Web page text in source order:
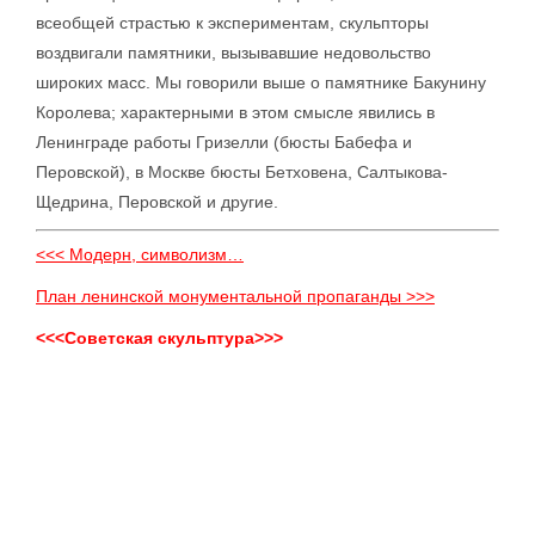
всеобщей страстью к экспериментам, скульпторы
воздвигали памятники, вызывавшие недовольство
широких масс. Мы говорили выше о памятнике Бакунину
Королева; характерными в этом смысле явились в
Ленинграде работы Гризелли (бюсты Бабефа и
Перовской), в Москве бюсты Бетховена, Салтыкова-
Щедрина, Перовской и другие.
<<< Модерн, символизм…
План ленинской монументальной пропаганды >>>
<<<Советская скульптура>>>